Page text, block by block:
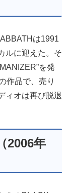
は1991
ルに迎えた。そ
を発
作品で、売り
ィオは再び脱退
2006年